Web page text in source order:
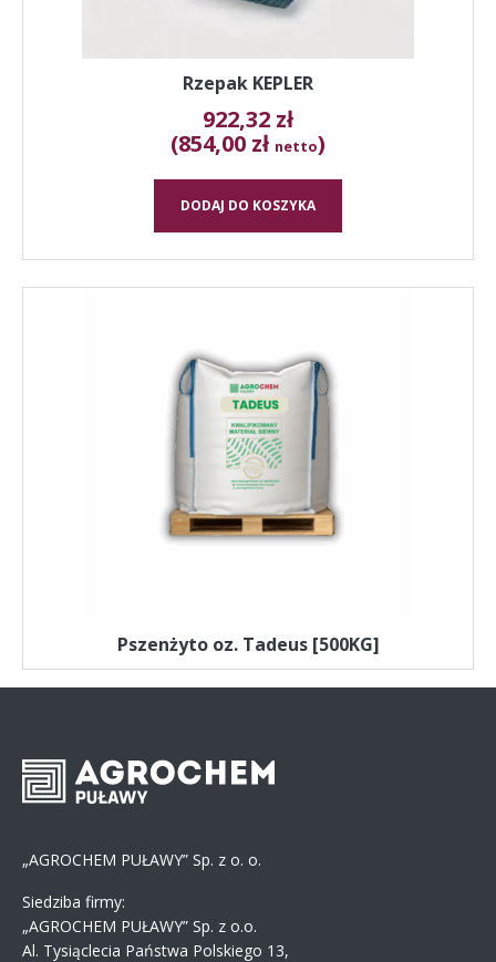
Rzepak KEPLER
922,32 zł
(854,00 zł netto)
DODAJ DO KOSZYKA
Pszenżyto oz. Tadeus [500KG]
„AGROCHEM PUŁAWY” Sp. z o. o.
Siedziba firmy:
„AGROCHEM PUŁAWY” Sp. z o.o.
Al. Tysiąclecia Państwa Polskiego 13,